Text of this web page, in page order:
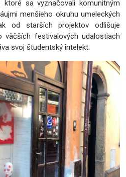
sa vyznačovali komunitným
menšieho okruhu umeleckých
od starších projektov odlišuje
festivalových udalostiach
svoj študentský intelekt.